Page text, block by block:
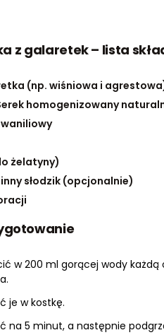
z galaretek – lista
(np. wiśniowa i
homogenizowany
waniliowy
żelatyny)
słodzik (opcjonalnie)
w 200 ml gorącej wody każdą
je w kostkę.
na 5 minut, a następnie